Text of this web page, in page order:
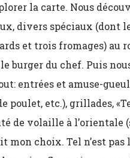
la carte. Nous
divers spéciaux
et trois fromages) au
burger du chef. Puis
entrées et amuse-
poulet, etc.), grillades,
de volaille à l’orientale
mon choix. Tel n’est